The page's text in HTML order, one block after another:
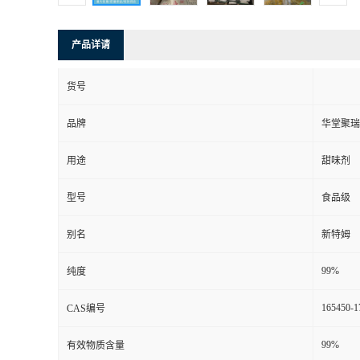
产品详请
货号
品牌 华堂聚瑞
用途 甜味剂
型号 食品级
别名 新特姆
纯度 99%
CAS编号 165450-
有效物质含量 99%